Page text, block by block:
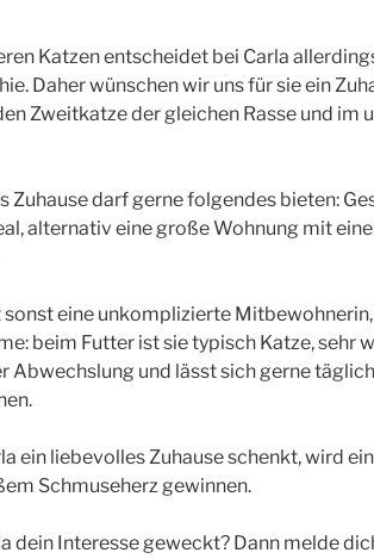
Katzen entscheidet bei Carla
Daher wünschen wir uns für sie ein
Zweitkatze der gleichen Rasse und im
Zuhause darf gerne folgendes bieten:
alternativ eine große Wohnung mit
sonst eine unkomplizierte
beim Futter ist sie typisch Katze, sehr
Abwechslung und lässt sich gerne
ein liebevolles Zuhause schenkt, wird
Schmuseherz gewinnen.
dein Interesse geweckt? Dann melde